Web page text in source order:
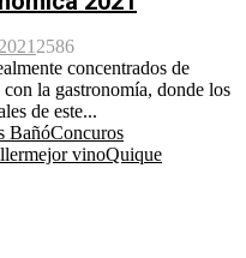
2586
concentrados de
la gastronomía, donde los
de este...
BañóConcuros
mejor vinoQuique